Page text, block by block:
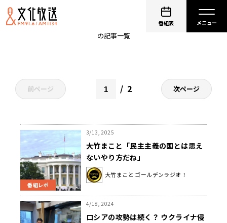
番組表
の記事一覧
前ページ 2 次ページ
番組レポ
3/13, 2025
大竹まこと「民主主義の国とは思え
ないやり方だね」
大竹まこと ゴールデンラジオ！
4/18, 2024
ロシアの攻勢は続く？ ウクライナ侵